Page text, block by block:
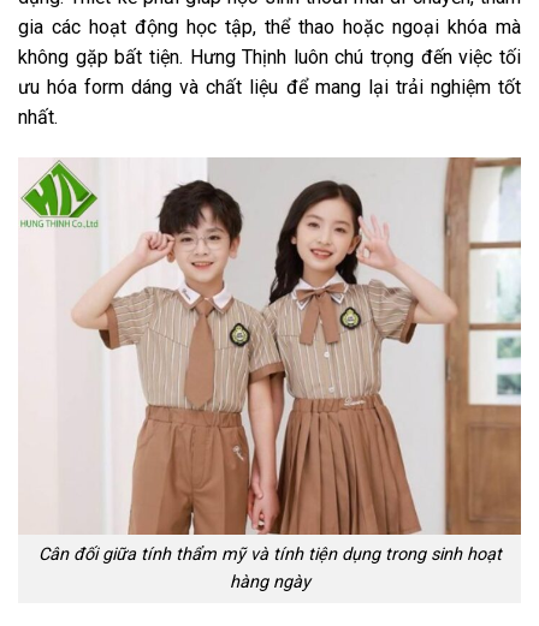
gia các hoạt động học tập, thể thao hoặc ngoại khóa mà
không gặp bất tiện. Hưng Thịnh luôn chú trọng đến việc tối
ưu hóa form dáng và chất liệu để mang lại trải nghiệm tốt
nhất.
Cân đối giữa tính thẩm mỹ và tính tiện dụng trong sinh hoạt
hàng ngày